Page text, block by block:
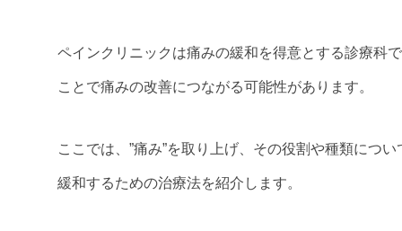
ペインクリニックは痛みの緩和を得意とする診療科
ことで痛みの改善につながる可能性があります。
ここでは、”痛み”を取り上げ、その役割や種類につ
緩和するための治療法を紹介します。